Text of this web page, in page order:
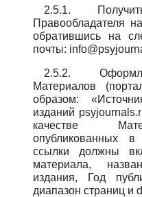
2.5.1.
Правообладателя
обратившись на
почты:
2.5.2.
Материалов
образом:
изданий
качестве
опубликованных в
ссылки должны
материала,
издания, Год
диапазон страниц и